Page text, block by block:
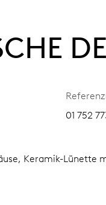
01 752
Keramik-Lünette